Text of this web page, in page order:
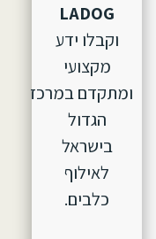
LADOG
וקבלו ידע
מקצועי
ומתקדם במרכז
הגדול
בישראל
לאילוף
כלבים.